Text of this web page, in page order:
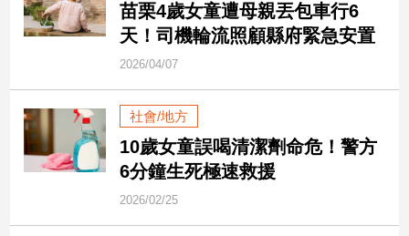
政
治
觀
點
民
會
苗栗4歲女童遭母親丟包車行6
天！司機輪流照顧縣府緊急安置
2026/04/07
社會/地方
10歲女童誤喝清潔劑命危！警方
6分鐘生死極速救援
2026/02/25